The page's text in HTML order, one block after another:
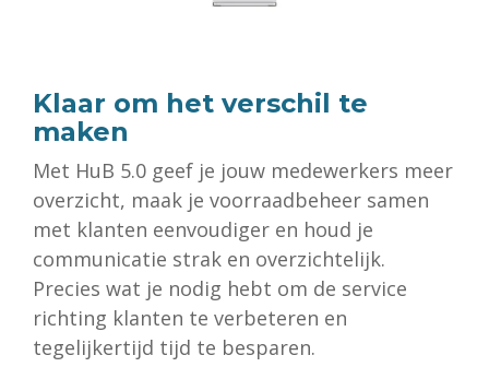
Klaar om het verschil te
maken
Met HuB 5.0 geef je jouw medewerkers meer
overzicht, maak je voorraadbeheer samen
met klanten eenvoudiger en houd je
communicatie strak en overzichtelijk.
Precies wat je nodig hebt om de service
richting klanten te verbeteren en
tegelijkertijd tijd te besparen.